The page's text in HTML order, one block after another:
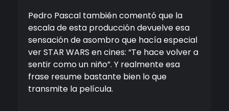
Pedro Pascal también comentó que la
escala de esta producción devuelve esa
sensación de asombro que hacía especial
ver STAR WARS en cines: “Te hace volver a
sentir como un niño”. Y realmente esa
frase resume bastante bien lo que
transmite la película.